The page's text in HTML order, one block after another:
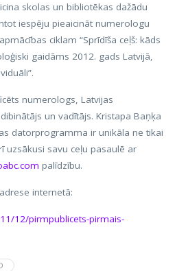
skolas un bibliotēkas dažādu
iespēju pieaicināt numerologu
ciklam “Sprīdīša ceļš: kāds
gaidāms 2012. gads Latvijā,
numerologs, Latvijas
un vadītājs. Kristapa Baņķa
datorprogramma ir unikāla ne tikai
uzsākusi savu ceļu pasaulē ar
palīdzību.
internetā:
12/pirmpublicets-pirmais-